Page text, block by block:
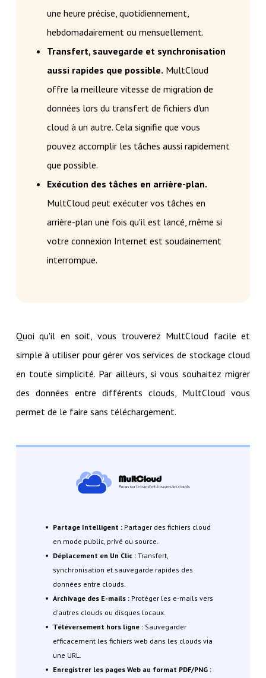
une heure précise, quotidiennement,
hebdomadairement ou mensuellement.
Transfert, sauvegarde et synchronisation
aussi rapides que possible. MultCloud
offre la meilleure vitesse de migration de
données lors du transfert de fichiers d'un
cloud à un autre. Cela signifie que vous
pouvez accomplir les tâches aussi rapidement
que possible.
Exécution des tâches en arrière-plan.
MultCloud peut exécuter vos tâches en
arrière-plan une fois qu'il est lancé, même si
votre connexion Internet est soudainement
interrompue.
Quoi qu'il en soit, vous trouverez MultCloud facile et
simple à utiliser pour gérer vos services de stockage cloud
en toute simplicité. Par ailleurs, si vous souhaitez migrer
des données entre différents clouds, MultCloud vous
permet de le faire sans téléchargement.
Partage Intelligent : Partager des fichiers cloud
en mode public, privé ou source.
Déplacement en Un Clic :Transfert,
synchronisation et sauvegarde rapides des
données entre clouds.
Archivage des E-mails :Protéger les e-mails vers
d'autres clouds ou disques locaux.
Téléversement hors ligne : Sauvegarder
efficacement les fichiers web dans les clouds via
une URL.
Enregistrer les pages Web au format PDF/PNG :